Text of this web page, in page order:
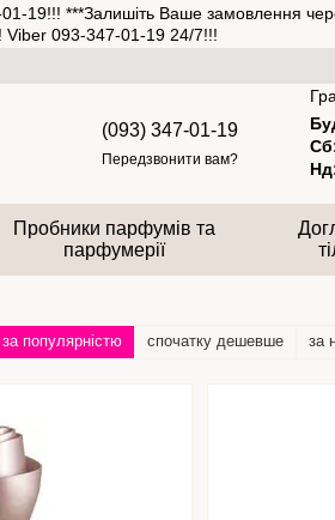
19!!! ***Залишіть Ваше замовлення
093-347-01-19 24/7!!!
(093) 347-01-19
Передзвонити вам?
Пробники парфумів та
парфумерії
за популярністю спочатку дешевше за